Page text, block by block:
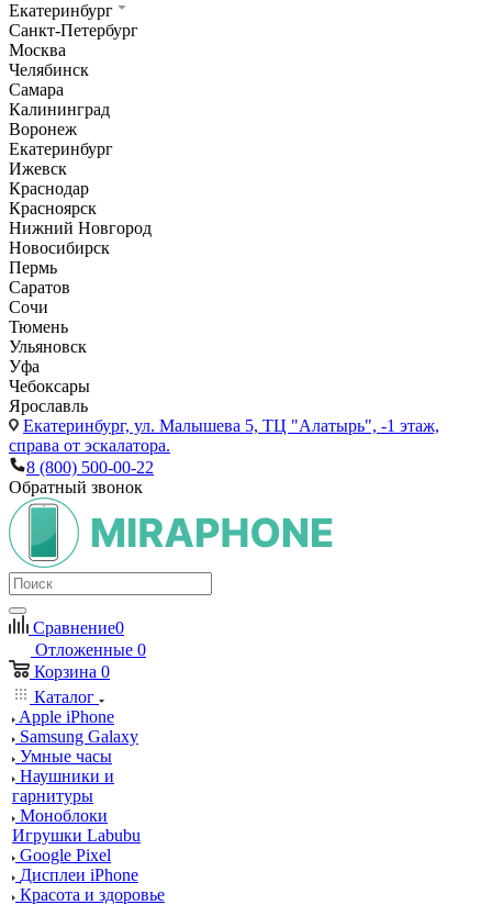
Екатеринбург
Санкт-Петербург
Москва
Челябинск
Самара
Калининград
Воронеж
Екатеринбург
Ижевск
Краснодар
Красноярск
Нижний Новгород
Новосибирск
Пермь
Саратов
Сочи
Тюмень
Ульяновск
Уфа
Чебоксары
Ярославль
Екатеринбург, ул. Малышева 5, ТЦ "Алатырь", -1 этаж,
справа от эскалатора.
8 (800) 500-00-22
Обратный звонок
Сравнение0
Отложенные 0
Корзина 0
Каталог
Apple iPhone
Samsung Galaxy
Умные часы
Наушники и
гарнитуры
Моноблоки
Игрушки Labubu
Google Pixel
Дисплеи iPhone
Красота и здоровье